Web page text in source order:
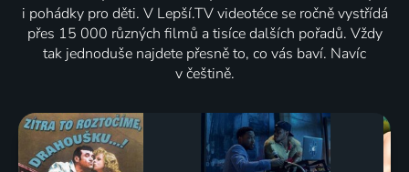
i pohádky pro děti. V Lepší.TV videotéce se ročně vystřídá
přes 15 000 různých filmů a tisíce dalších pořadů. Vždy
tak jednoduše najdete přesně to, co vás baví. Navíc
v češtině.